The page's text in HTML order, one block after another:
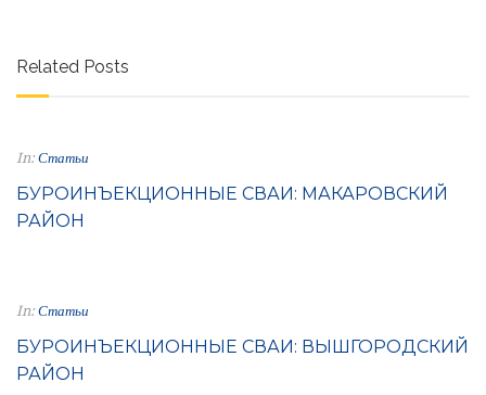
Related Posts
In: Статьи
БУРОИНЪЕКЦИОННЫЕ СВАИ: МАКАРОВСКИЙ
РАЙОН
In: Статьи
БУРОИНЪЕКЦИОННЫЕ СВАИ: ВЫШГОРОДСКИЙ
РАЙОН